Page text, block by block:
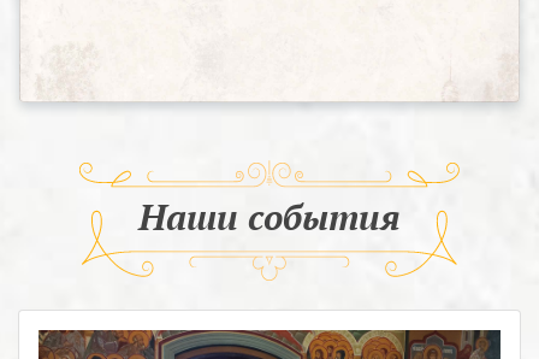
Наши события